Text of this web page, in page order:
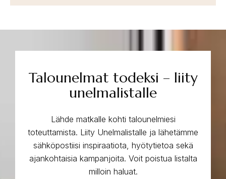
Talounelmat todeksi – liity
unelmalistalle
Lähde matkalle kohti talounelmiesi
toteuttamista. Liity Unelmalistalle ja lähetämme
sähköpostiisi inspiraatiota, hyötytietoa sekä
ajankohtaisia kampanjoita. Voit poistua listalta
milloin haluat.